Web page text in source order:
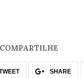
COMPARTILHE
SHARE